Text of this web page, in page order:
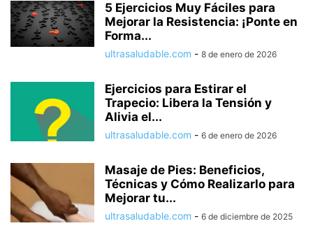
5 Ejercicios Muy Fáciles para
Mejorar la Resistencia: ¡Ponte en
Forma...
ultrasaludable.com - 8 de enero de 2026
Ejercicios para Estirar el
Trapecio: Libera la Tensión y
Alivia el...
ultrasaludable.com - 6 de enero de 2026
Masaje de Pies: Beneficios,
Técnicas y Cómo Realizarlo para
Mejorar tu...
ultrasaludable.com - 6 de diciembre de 2025